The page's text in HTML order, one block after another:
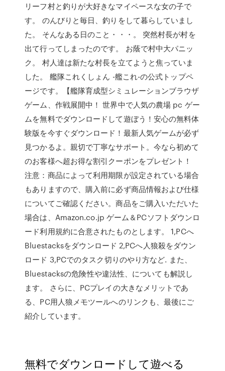
リーフ村と釣りが大好きなマイペースな女の子で
す。 のんびりと毎日、釣りをして暮らしていまし
た。 そんなある日のこと・・・。 突然村長が村を
出て行ってしまったのです。 お蔭で村中大パニッ
ク。 村人達は新たな村長を立てようと焦っていま
した。 艦隊これくしょん -艦これ-の公式トップペ
ージです。【艦隊育成型シミュレーションブラウザ
ゲーム、作戦展開中！ 世界中で人気の農場 pc ゲー
ムを無料でダウンロードして遊ぼう！安心の無料体
験版を今すぐダウンロード！最新人気ゲームが必ず
見つかるよ。親切で丁寧なサポート。今なら初めて
のお客様へ超お得な割引クーポンをプレゼント！
注意：商品によって利用期限が設定されている場合
もありますので、購入前に必ず商品情報および仕様
についてご確認ください。商品をご購入いただいた
場合は、Amazon.co.jp ゲーム＆PCソフトダウンロ
ード利用規約に合意されたものとします。 1,PCへ
Bluestacksをダウンロード 2,PCへ人狼殺をダウン
ロード 3,PCでのタスク切りのやり方など. また、
Bluestacksの危険性や違法性、についても解説し
ます。 さらに、PCプレイの大きなメリットであ
る、PC用人狼メモツールへのリンクも、最後にご
紹介しています。
無料でダウンロードして遊べる